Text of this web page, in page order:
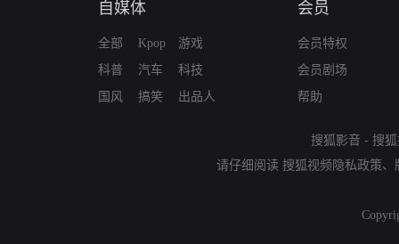
自媒体
全部
科普
国风
Kpop
汽车
搞笑
游戏
科技
出品人
会员
会员特权
会员剧场
帮助
搜狐影音 - 搜
请仔细阅读 搜狐视频隐私政策、